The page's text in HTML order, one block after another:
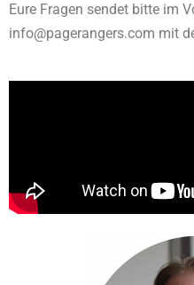
Eure Fragen sendet bitte im
info@pagerangers.com mit